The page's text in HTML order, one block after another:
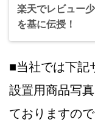
楽天でレビュー
を基に伝授！
■当社では下記
設置用商品写
ておりますの